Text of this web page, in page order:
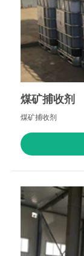
煤矿捕收剂
煤矿捕收剂